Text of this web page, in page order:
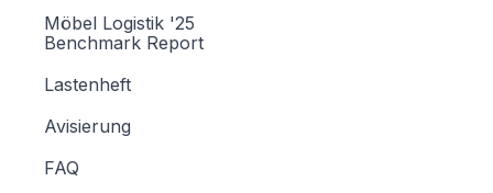
Möbel Logistik '25
Benchmark Report
Lastenheft
Avisierung
FAQ